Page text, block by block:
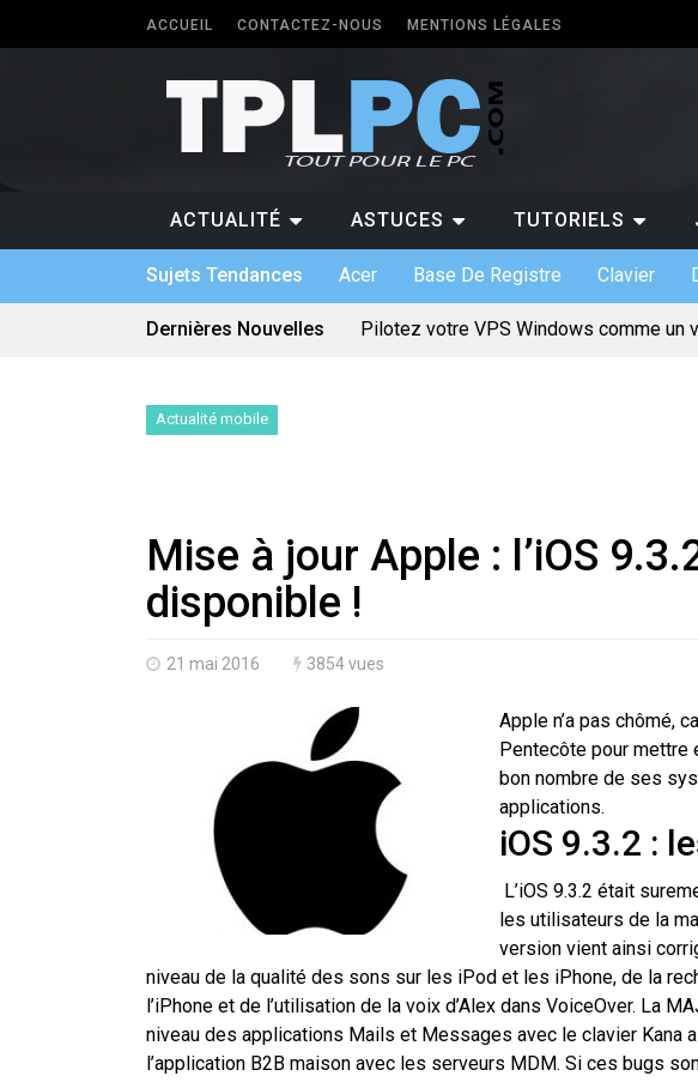
ACCUEIL CONTACTEZ-NOUS MENTIONS LÉGALES
ACTUALITÉ ASTUCES TUTORIELS
Sujets Tendances Acer Base De Registre Clavier
Dernières Nouvelles
Pilotez votre VPS Windows comme un
Actualité mobile
Mise à jour Apple : l’iOS
disponible !
21 mai 2016 3854 vues
Apple n’a pas chômé,
Pentecôte pour mettre
bon nombre de ses
applications.
iOS 9.3.2 :
L’iOS 9.3.2 était
les utilisateurs de la
version vient ainsi
niveau de la qualité des sons sur les iPod et les iPhone, de la
l’iPhone et de l’utilisation de la voix d’Alex dans VoiceOver. La
niveau des applications Mails et Messages avec le clavier Kana
l’application B2B maison avec les serveurs MDM. Si ces bugs